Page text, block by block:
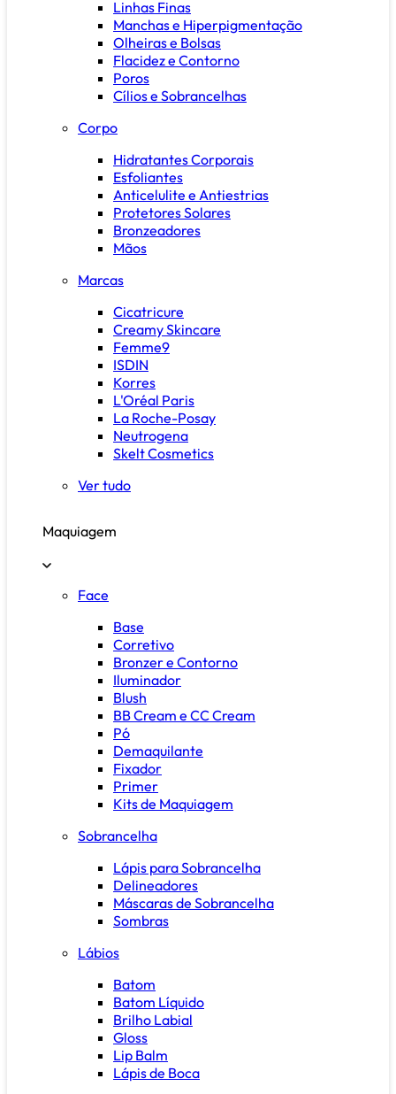
Linhas Finas
Manchas e Hiperpigmentação
Olheiras e Bolsas
Flacidez e Contorno
Poros
Cílios e Sobrancelhas
Corpo
Hidratantes Corporais
Esfoliantes
Anticelulite e Antiestrias
Protetores Solares
Bronzeadores
Mãos
Marcas
Cicatricure
Creamy Skincare
Femme9
ISDIN
Korres
L'Oréal Paris
La Roche-Posay
Neutrogena
Skelt Cosmetics
Ver tudo
Maquiagem
Face
Base
Corretivo
Bronzer e Contorno
Iluminador
Blush
BB Cream e CC Cream
Pó
Demaquilante
Fixador
Primer
Kits de Maquiagem
Sobrancelha
Lápis para Sobrancelha
Delineadores
Máscaras de Sobrancelha
Sombras
Lábios
Batom
Batom Líquido
Brilho Labial
Gloss
Lip Balm
Lápis de Boca